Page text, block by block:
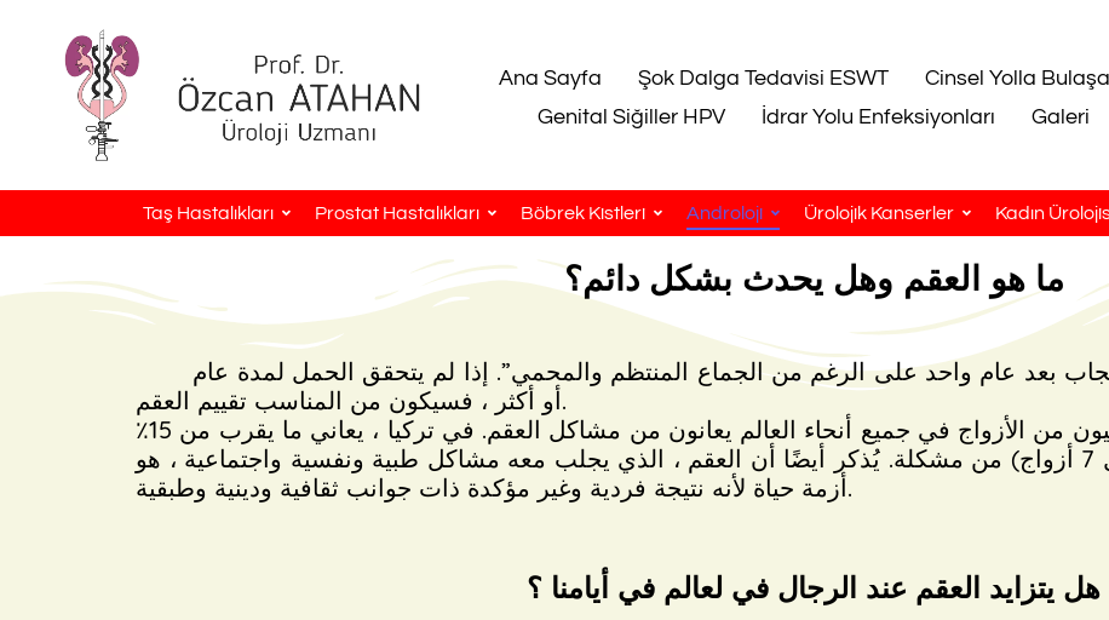
Ana Sayfa Şok Dalga Tedavisi ESWT
Cinsel Yolla
Genital Siğiller HPV
İdrar Yolu Enfeksiyonları Galeri
Taş Hastalıkları Prostat Hastalıkları Böbrek Kistleri Androloji Ürolojik Kanserler Kadın
ما هو العقم وهل يحدث بشكل دائم؟
بعد عام واحد على الرغم من الجماع المنتظم والمحمي”. إذا لم يتحقق الحمل لمدة عام
أو أكثر ، فسيكون من المناسب تقييم العقم.
تشير التقديرات إلى أن حوالي 72.4 مليون من الأزواج في جميع أنحاء العالم يعانون من مشاكل العقم. في تركيا ، يعاني ما يقرب من 15٪
من الأزواج (في المتوسط ​​واحد من كل 7 أزواج) من مشكلة. يُذكر أيضًا أن العقم ، الذي يجلب معه مشاكل طبية ونفسية واجتماعية ، هو
أزمة حياة لأنه نتيجة فردية وغير مؤكدة ذات جوانب ثقافية ودينية وطبقية.
هل يتزايد العقم عند الرجال في لعالم في أيامنا ؟